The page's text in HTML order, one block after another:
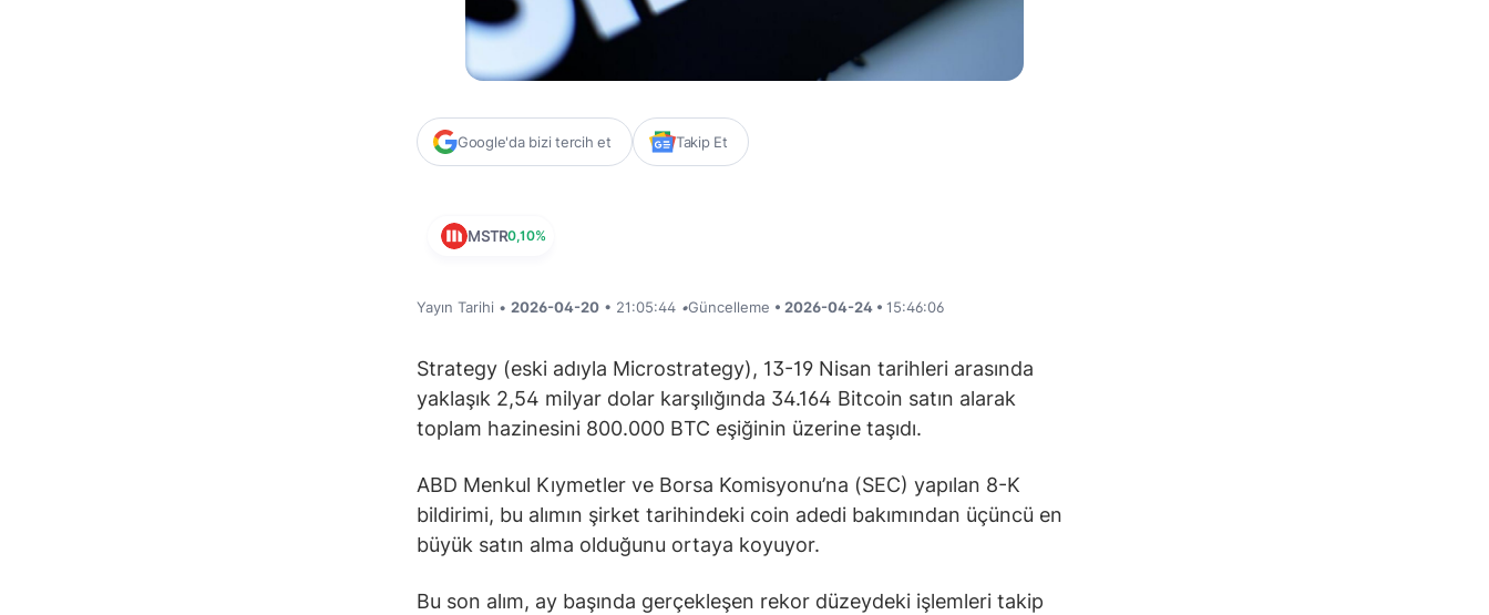
Google'da bizi tercih et Takip Et
MSTR0,10%
Yayın Tarihi • 2026-04-20 • 21:05:44 •Güncelleme • 2026-04-24 • 15:46:06
Strategy (eski adıyla Microstrategy), 13-19 Nisan tarihleri arasında
yaklaşık 2,54 milyar dolar karşılığında 34.164 Bitcoin satın alarak
toplam hazinesini 800.000 BTC eşiğinin üzerine taşıdı.
ABD Menkul Kıymetler ve Borsa Komisyonu’na (SEC) yapılan 8-K
bildirimi, bu alımın şirket tarihindeki coin adedi bakımından üçüncü en
büyük satın alma olduğunu ortaya koyuyor.
Bu son alım, ay başında gerçekleşen rekor düzeydeki işlemleri takip